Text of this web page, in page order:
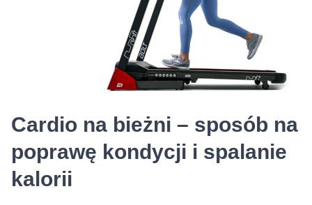
Cardio na bieżni – sposób na
poprawę kondycji i spalanie
kalorii